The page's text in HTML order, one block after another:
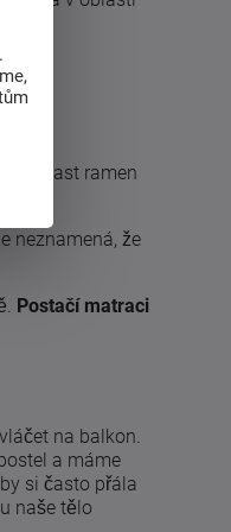
Oblast ramen
neznamená, že
Postačí matraci
na balkon.
a máme
si často přála
naše tělo